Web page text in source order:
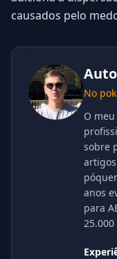
causados pelo
No
O
sobre
anos
para